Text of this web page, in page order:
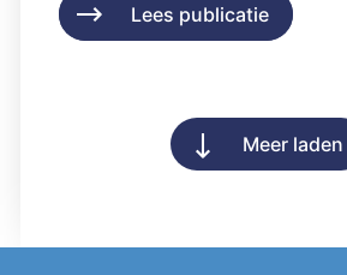
Lees publicatie
Lees publicatie
Meer laden